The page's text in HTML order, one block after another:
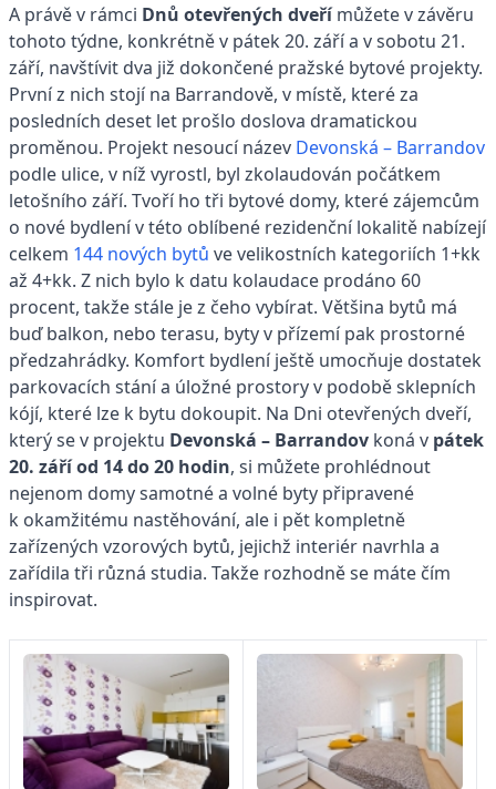
A právě v rámci Dnů otevřených dveřímůžete v závěru
tohoto týdne, konkrétně v pátek 20. září a v sobotu 21.
září, navštívit dva již dokončené pražské bytové projekty.
První z nich stojí na Barrandově, v místě, které za
posledních deset let prošlo doslova dramatickou
proměnou. Projekt nesoucí název Devonská – Barrandov
podle ulice, v níž vyrostl, byl zkolaudován počátkem
letošního září. Tvoří ho tři bytové domy, které zájemcům
o nové bydlení v této oblíbené rezidenční lokalitě nabízejí
celkem 144 nových bytů ve velikostních kategoriích 1+kk
až 4+kk. Z nich bylo k datu kolaudace prodáno 60
procent, takže stále je z čeho vybírat. Většina bytů má
buď balkon, nebo terasu, byty v přízemí pak prostorné
předzahrádky. Komfort bydlení ještě umocňuje dostatek
parkovacích stání a úložné prostory v podobě sklepních
kójí, které lze k bytu dokoupit. Na Dni otevřených dveří,
který se v projektu Devonská – Barrandov koná v pátek
20. září od 14 do 20 hodin, si můžete prohlédnout
nejenom domy samotné a volné byty připravené
k okamžitému nastěhování, ale i pět kompletně
zařízených vzorových bytů, jejichž interiér navrhla a
zařídila tři různá studia. Takže rozhodně se máte čím
inspirovat.